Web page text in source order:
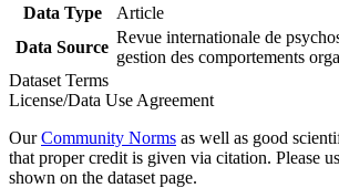
Data Type
Article
Data Source
Revue internationale de
gestion des comportements
Dataset Terms
License/Data Use Agreement
OurCommunity Norms as well as good
that proper credit is given via citation. Please
shown on the dataset page.